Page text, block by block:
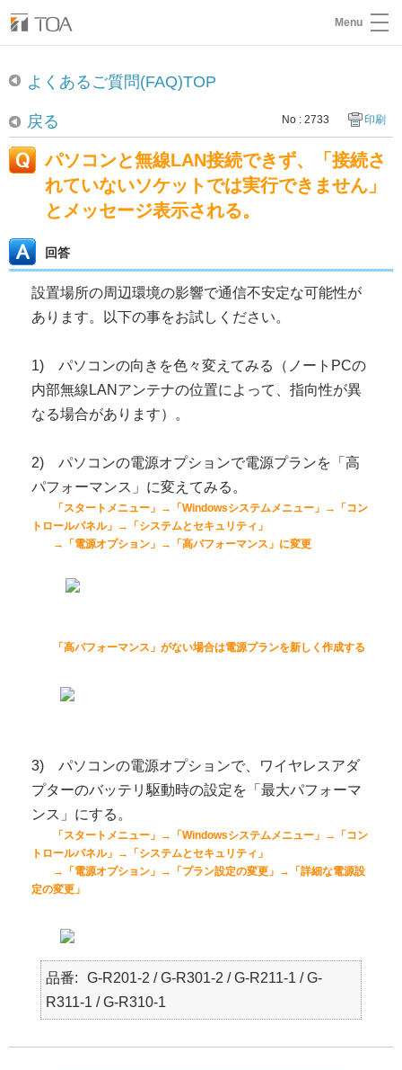
Menu
よくあるご質問(FAQ)TOP
戻る No : 2733 印刷
パソコンと無線LAN接続できず、「接続さ
れていないソケットでは実行できません」
とメッセージ表示される。
回答
設置場所の周辺環境の影響で通信不安定な可能性が
あります。以下の事をお試しください。
1) パソコンの向きを色々変えてみる（ノートPCの
内部無線LANアンテナの位置によって、指向性が異
なる場合があります）。
2) パソコンの電源オプションで電源プランを「高
パフォーマンス」に変えてみる。
「スタートメニュー」→「Windowsシステムメニュー」→「コン
トロールパネル」→「システムとセキュリティ」
→「電源オプション」→「高パフォーマンス」に変更
「高パフォーマンス」がない場合は電源プランを新しく作成する
3) パソコンの電源オプションで、ワイヤレスアダ
プターのバッテリ駆動時の設定を「最大パフォーマ
ンス」にする。
「スタートメニュー」→「Windowsシステムメニュー」→「コン
トロールパネル」→「システムとセキュリティ」
→「電源オプション」→「プラン設定の変更」→「詳細な電源設
定の変更」
品番
G-R201-2 / G-R301-2 / G-R211-1 / G-
R311-1 / G-R310-1